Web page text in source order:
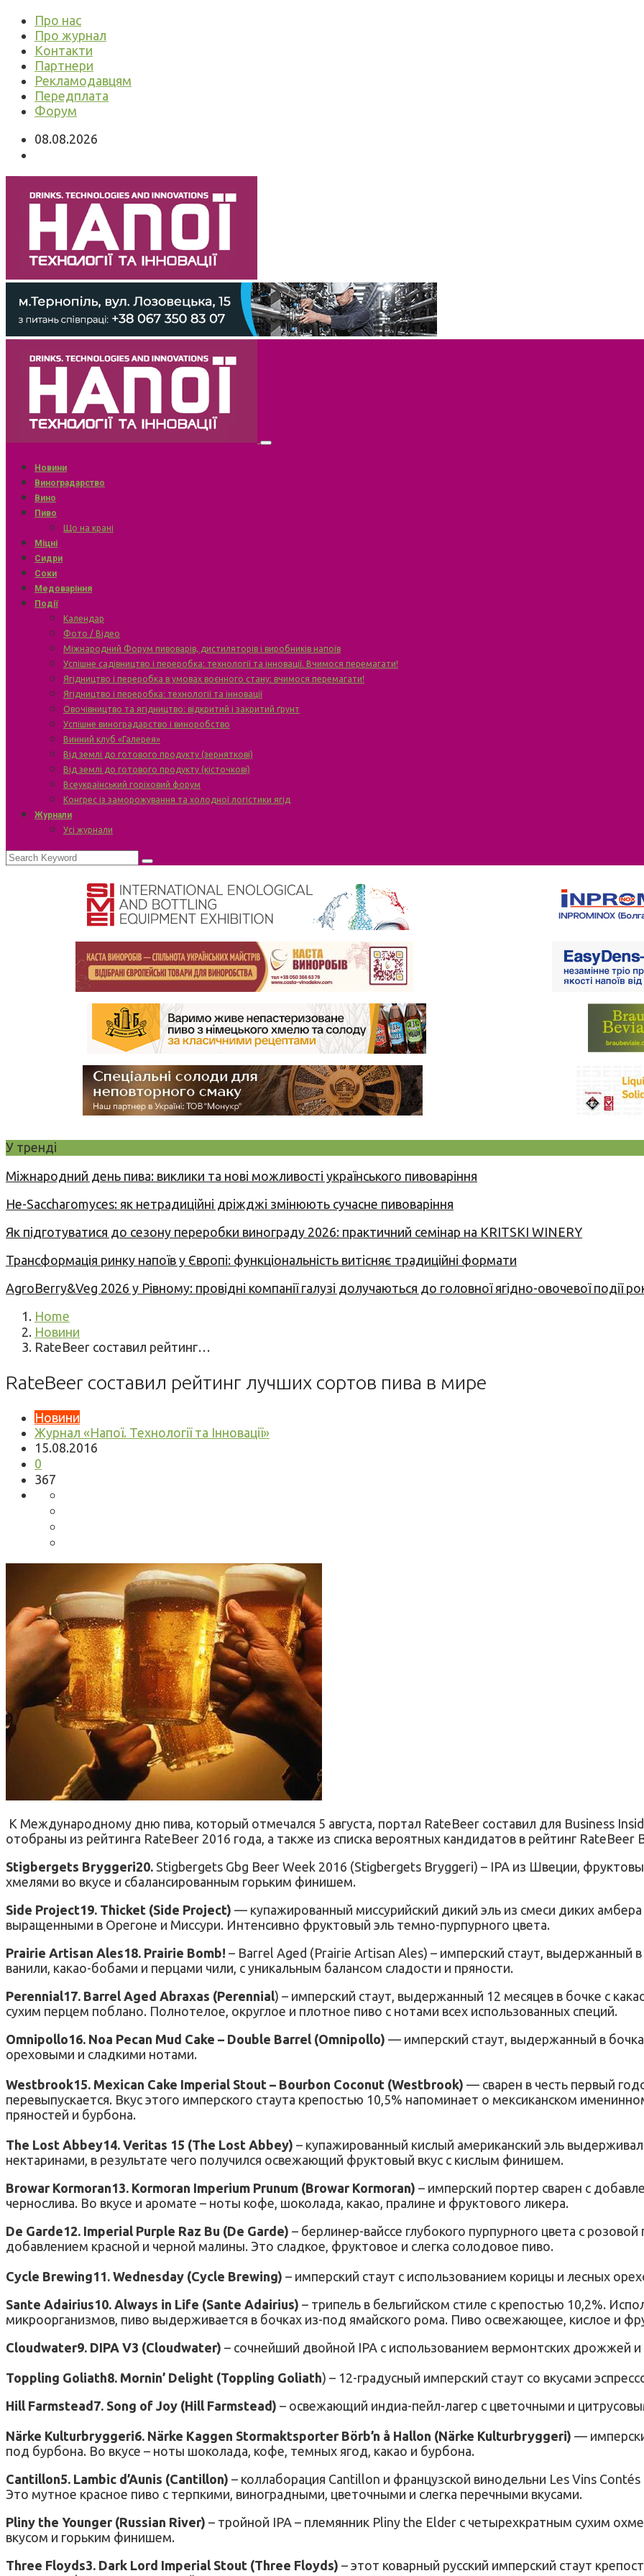
Про нас
Про журнал
Контакти
Партнери
Рекламодавцям
Передплата
Форум
08.08.2026
Новини
Виноградарство
Вино
Пиво
Що на крані
Міцні
Сидри
Соки
Медоваріння
Події
Календар
Фото / Відео
Міжнародний Форум пивоварів, дистиляторів і виробників напоїв
Успішне садівництво і переробка: технології та інновації. Вчимося перемагати!
Ягідництво і переробка в умовах воєнного стану: вчимося перемагати!
Ягідництво і переробка: технології та інновації
Овочівництво та ягідництво: відкритий і закритий ґрунт
Успішне виноградарство і виноробство
Винний клуб «Галерея»
Від землі до готового продукту (зерняткові)
Від землі до готового продукту (кісточкові)
Всеукраїнський горіховий форум
Конгрес із заморожування та холодної логістики ягід
Журнали
Усі журнали
У тренді
Міжнародний день пива: виклики та нові можливості українського пивоваріння
Не-Saccharomyces: як нетрадиційні дріжджі змінюють сучасне пивоваріння
Як підготуватися до сезону переробки винограду 2026: практичний семінар на KRITSKI WINERY
Трансформація ринку напоїв у Європі: функціональність витісняє традиційні формати
AgroBerry&Veg 2026 у Рівному: провідні компанії галузі долучаються до головної ягідно-овочевої події
Home
Новини
RateBeer составил рейтинг…
RateBeer составил рейтинг лучших сортов пива в мире
Новини
Журнал «Напої. Технології та Інновації»
15.08.2016
0
367
К Международному дню пива, который отмечался 5 августа, портал RateBeer составил для Business
отобраны из рейтинга RateBeer 2016 года, а также из списка вероятных кандидатов в рейтинг
Stigbergets Bryggeri20. Stigbergets Gbg Beer Week 2016 (Stigbergets Bryggeri) – IPA из Швеции,
хмелями во вкусе и сбалансированным горьким финишем.
Side Project19. Thicket (Side Project) — купажированный миссурийский дикий эль из смеси диких
выращенными в Орегоне и Миссури. Интенсивно фруктовый эль темно-пурпурного цвета.
Prairie Artisan Ales18. Prairie Bomb! – Barrel Aged (Prairie Artisan Ales) – имперский стаут, выдержанный
ванили, какао-бобами и перцами чили, с уникальным балансом сладости и пряности.
Perennial17. Barrel Aged Abraxas (Perennial) – имперский стаут, выдержанный 12 месяцев в бочке с
сухим перцем поблано. Полнотелое, округлое и плотное пиво с нотами всех использованных специй.
Omnipollo16. Noa Pecan Mud Cake – Double Barrel (Omnipollo) — имперский стаут, выдержанный в
ореховыми и сладкими нотами.
Westbrook15. Mexican Cake Imperial Stout – Bourbon Coconut (Westbrook) — сварен в честь первый
перевыпускается. Вкус этого имперского стаута крепостью 10,5% напоминает о мексиканском
пряностей и бурбона.
The Lost Abbey14. Veritas 15 (The Lost Abbey) – купажированный кислый американский эль
нектаринами, в результате чего получился освежающий фруктовый вкус с кислым финишем.
Browar Kormoran13. Kormoran Imperium Prunum (Browar Kormoran) – имперский портер сварен с
чернослива. Во вкусе и аромате – ноты кофе, шоколада, какао, пралине и фруктового ликера.
De Garde12. Imperial Purple Raz Bu (De Garde) – берлинер-вайссе глубокого пурпурного цвета с
добавлением красной и черной малины. Это сладкое, фруктовое и слегка солодовое пиво.
Cycle Brewing11. Wednesday (Cycle Brewing) – имперский стаут с использованием корицы и лесных
Sante Adairius10. Always in Life (Sante Adairius) – трипель в бельгийском стиле с крепостью 10,2%.
микроорганизмов, пиво выдерживается в бочках из-под ямайского рома. Пиво освежающее, кислое и
Cloudwater9. DIPA V3 (Cloudwater) – сочнейший двойной IPA с использованием вермонтских дрожжей и
Toppling Goliath8. Mornin’ Delight (Toppling Goliath) – 12-градусный имперский стаут со вкусами
Hill Farmstead7. Song of Joy (Hill Farmstead) – освежающий индиа-пейл-лагер с цветочными и
Närke Kulturbryggeri6. Närke Kaggen Stormaktsporter Börb’n å Hallon (Närke Kulturbryggeri) —
под бурбона. Во вкусе – ноты шоколада, кофе, темных ягод, какао и бурбона.
Cantillon5. Lambic d’Aunis (Cantillon) – коллаборация Cantillon и французской винодельни Les Vins
Это мутное красное пиво с терпкими, виноградными, цветочными и слегка перечными вкусами.
Pliny the Younger (Russian River) – тройной IPA – племянник Pliny the Elder с четырехкратным сухим
вкусом и горьким финишем.
Three Floyds3. Dark Lord Imperial Stout (Three Floyds) – этот коварный русский имперский стаут